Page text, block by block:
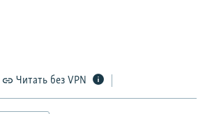
Читать без VPN